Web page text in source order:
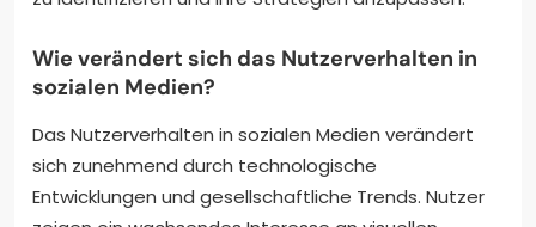
Wie verändert sich das Nutzerverhalten in
sozialen Medien?
Das Nutzerverhalten in sozialen Medien verändert
sich zunehmend durch technologische
Entwicklungen und gesellschaftliche Trends. Nutzer